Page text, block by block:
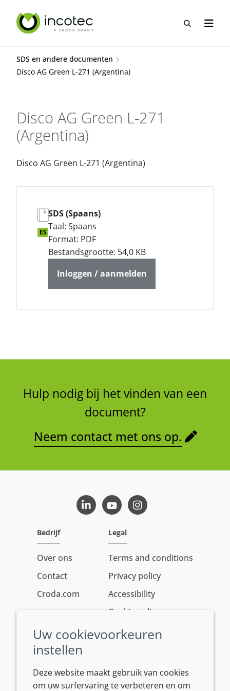
over
over
Open
Open
SDS en andere documenten
Disco AG Green L-271 (Argentina)
Disco AG Green L-271
(Argentina)
Disco AG Green L-271 (Argentina)
ES
SDS (Spaans)
Taal: Spaans
Format: PDF
Bestandsgrootte: 54,0 KB
Inloggen / aanmelden
Hulp nodig bij het vinden van een
document?
Neem contact met ons op.
LinkedInYoutubeInstagram
Bedrijf
Over ons
Contact
Croda.com
Legal
Terms and conditions
Privacy policy
Accessibility
Cookie policy
Conditions of sale
Uw cookievoorkeuren
instellen
Deze website maakt gebruik van cookies
om uw surfervaring te verbeteren en om